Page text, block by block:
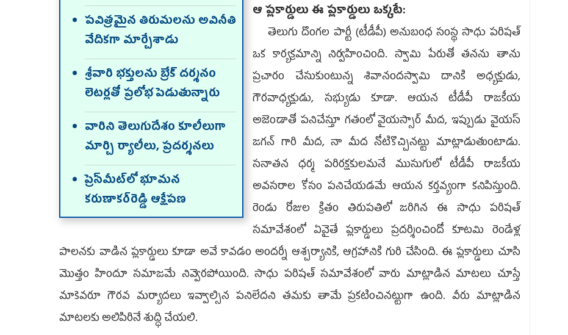
పవిత్రమైన తిరుమలను అవినీతి
వేదికగా మార్చేశాడు
శ్రీవారి భక్తులను బ్రేక్‌ దర్శనం
లెటర్లతో ప్రలోభ పెడుతున్నారు
వారిని తెలుగుదేశం కూలీలుగా
మార్చి ర్యాలీలు, ప్రదర్శనలు
ప్రెస్‌మీట్‌లో భూమన
కరుణాకర్‌రెడ్డి ఆక్షేపణ
ఆ ప్లకార్డులు ఈ ప్లకార్డులు ఒక్కటే:
తెలుగు దొంగల పార్టీ (టీడీపీ) అనుబంధ సంస్థ సాధు పరిషత్‌
ఒక కార్యక్రమాన్ని నిర్వహించింది. స్వామి పేరుతో తనను తాను
ప్రచారం చేసుకుంటున్న శివానందస్వామి దానికి అధ్యక్షుడు,
గౌరవాధ్యక్షుడు, సభ్యుడు కూడా. ఆయన టీడీపీ రాజకీయ
అజెండాతో పనిచేస్తూ గతంలో వైయస్సార్‌ మీద, ఇప్పుడు వైయస్‌
జగన్‌ గారి మీద, నా మీద నోటికొచ్చినట్టు మాట్లాడుతుంటాడు.
సనాతన ధర్మ పరిరక్షకులమనే ముసుగులో టీడీపీ రాజకీయ
అవసరాల కోసం పనిచేయడమే ఆయన కర్తవ్యంగా కనిపిస్తుంది.
రెండు రోజుల క్రితం తిరుపతిలో జరిగిన ఈ సాధు పరిషత్‌
సమావేశంలో ఏవైతే ప్లకార్డులు ప్రదర్శించిందో కూటమి రెండేళ్ల
పాలనకు వాడిన ప్లకార్డులు కూడా అవే కావడం అందర్నీ ఆశ్చర్యానికి, ఆగ్రహానికి గురి చేసింది. ఈ ప్లకార్డులు చూసి
మొత్తం హిందూ సమాజమే నివ్వెరపోయింది. సాధు పరిషత్‌ సమావేశంలో వారు మాట్లాడిన మాటలు చూస్తే
మాకెవరూ గౌరవ మర్యాదలు ఇవ్వాల్సిన పనిలేదని తమకు తామే ప్రకటించినట్టుగా ఉంది. వీరు మాట్లాడిన
మాటలకు అలిపిరినే శుద్ధి చేయలి.